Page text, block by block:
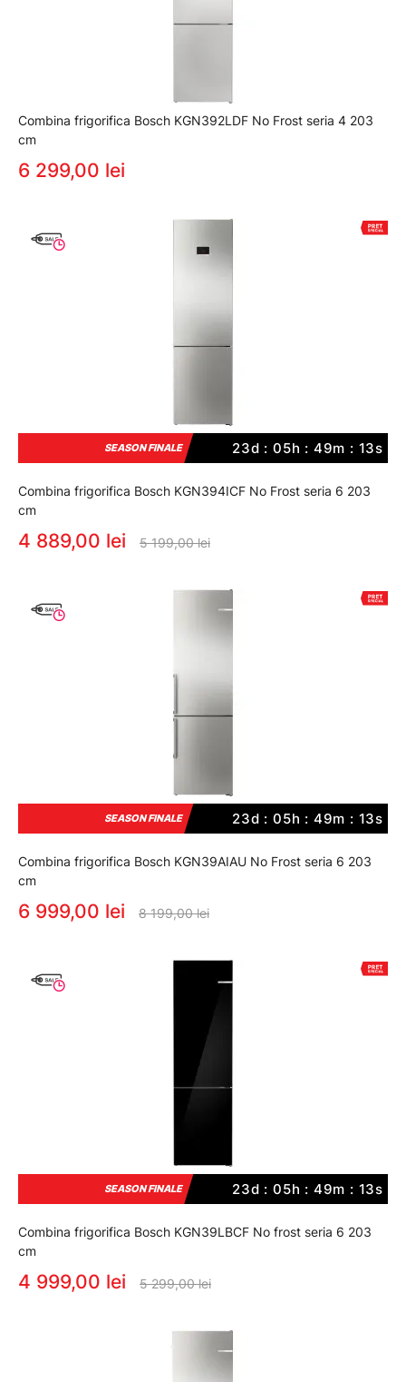
Combina frigorifica Bosch KGN392LDF No Frost seria 4 203
cm
6 299,00 lei
SEASON FINALE 23d : 05h : 49m : 12s
Combina frigorifica Bosch KGN394ICF No Frost seria 6 203
cm
4 889,00 lei 5 199,00 lei
SEASON FINALE 23d : 05h : 49m : 12s
Combina frigorifica Bosch KGN39AIAU No Frost seria 6 203
cm
6 999,00 lei 8 199,00 lei
SEASON FINALE 23d : 05h : 49m : 12s
Combina frigorifica Bosch KGN39LBCF No frost seria 6 203
cm
4 999,00 lei 5 299,00 lei